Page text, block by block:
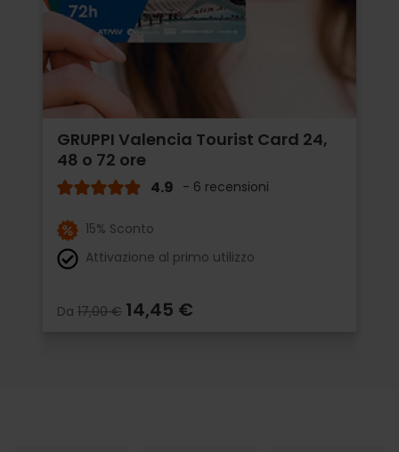
GRUPPI Valencia Tourist Card 24,
48 o 72 ore
4.9 - 6 recensioni
15% Sconto
Attivazione al primo utilizzo
Da 17,00 € 14,45 €